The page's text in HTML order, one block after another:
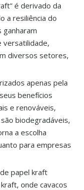
é derivado da
a resiliência do
ganharam
versatilidade,
diversos setores,
apenas pela
benefícios
e renováveis,
biodegradáveis,
a escolha
para empresas
papel kraft
onde cavacos